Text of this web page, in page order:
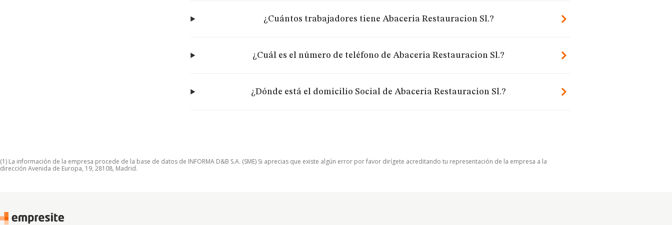
¿Cuántos trabajadores tiene Abaceria Restauracion Sl.?
¿Cuál es el número de teléfono de Abaceria Restauracion Sl.?
¿Dónde está el domicilio Social de Abaceria Restauracion Sl.?
(1) La información de la empresa procede de la base de datos de INFORMA D&B S.A. (SME) Si aprecias que existe algún error por favor dirígete acreditando tu representación de la empresa a la
dirección Avenida de Europa, 19, 28108, Madrid.